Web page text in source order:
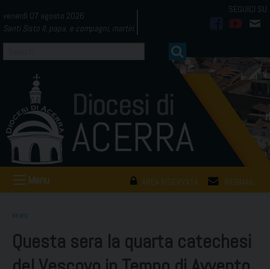
to
content
venerdì 07 agosto 2026
Santi Sisto II, papa, e compagni, martiri
AREA RISERVATA WEBMAIL
Menu
NEWS
Questa sera la quarta catechesi